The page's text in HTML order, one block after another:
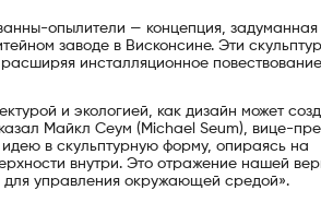
опылители — концепция, задуманная
заводе в Висконсине. Эти
инсталляционное
и экологией, как дизайн может
Майкл Сеум (Michael Seum), вице-
в скульптурную форму, опираясь на
внутри. Это отражение нашей
для управления окружающей средой».